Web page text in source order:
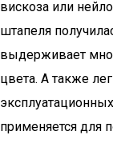
вискоза или
штапеля
выдерживает
цвета. А также
применяется для